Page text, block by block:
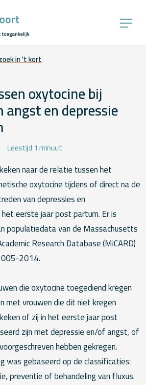
in 't kort
oxytocine bij
angst en depressie
Leestijd 1 minuut
naar de relatie tussen het
oxytocine tijdens of direct na de
van depressies en
eerste jaar post partum. Er is
populatiedata van de Massachusetts
Research Database (MiCARD)
2014.
die oxytocine toegediend kregen
met vrouwen die dit niet kregen
of zij in het eerste jaar post
zijn met depressie en/of angst, of
hebben gekregen.
was gebaseerd op de classificaties:
preventie of behandeling van fluxus.